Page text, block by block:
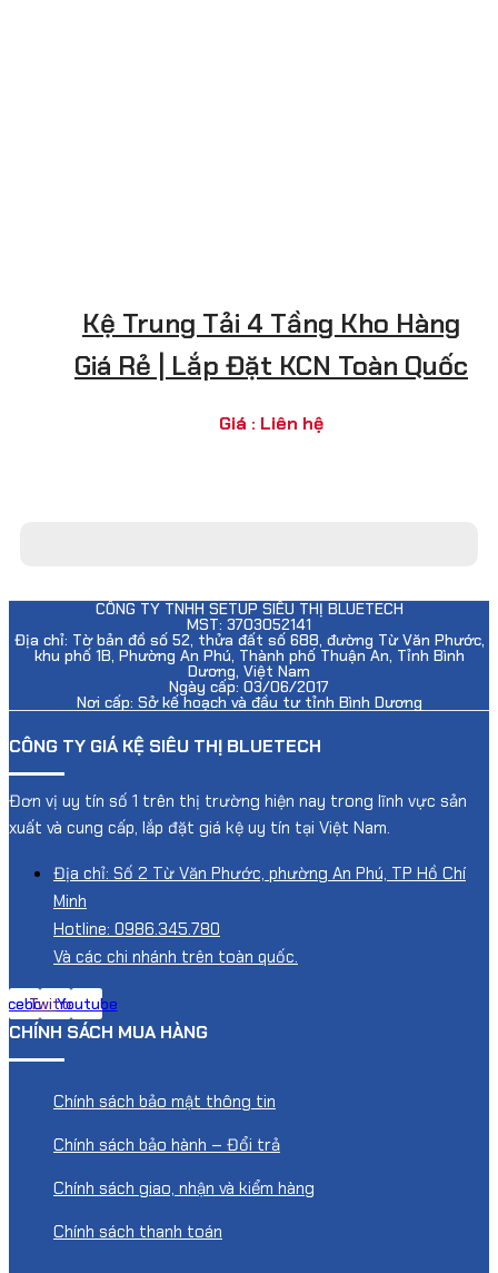
Kệ Trung Tải 4 Tầng Kho Hàng
Giá Rẻ | Lắp Đặt KCN Toàn Quốc
Giá : Liên hệ
CÔNG TY TNHH SETUP SIÊU THỊ BLUETECH
MST: 3703052141
Địa chỉ: Tờ bản đồ số 52, thửa đất số 688, đường Từ Văn Phước,
khu phố 1B, Phường An Phú, Thành phố Thuận An, Tỉnh Bình
Dương, Việt Nam
Ngày cấp: 03/06/2017
Nơi cấp: Sở kế hoạch và đầu tư tỉnh Bình Dương
CÔNG TY GIÁ KỆ SIÊU THỊ BLUETECH
Đơn vị uy tín số 1 trên thị trường hiện nay trong lĩnh vực sản
xuất và cung cấp, lắp đặt giá kệ uy tín tại Việt Nam.
Địa chỉ: Số 2 Từ Văn Phước, phường An Phú, TP Hồ Chí
Minh
Hotline: 0986.345.780
Và các chi nhánh trên toàn quốc.
TwitterYoutube
CHÍNH SÁCH MUA HÀNG
Chính sách bảo mật thông tin
Chính sách bảo hành – Đổi trả
Chính sách giao, nhận và kiểm hàng
Chính sách thanh toán